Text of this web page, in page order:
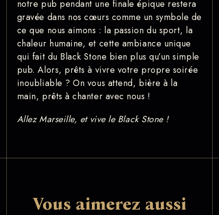
notre pub pendant une finale épique restera
gravée dans nos cœurs comme un symbole de
ce que nous aimons : la passion du sport, la
chaleur humaine, et cette ambiance unique
qui fait du Black Stone bien plus qu’un simple
pub. Alors, prêts à vivre votre propre soirée
inoubliable ? On vous attend, bière à la
main, prêts à chanter avec nous !
Allez Marseille, et vive le Black Stone !
Vous aimerez aussi